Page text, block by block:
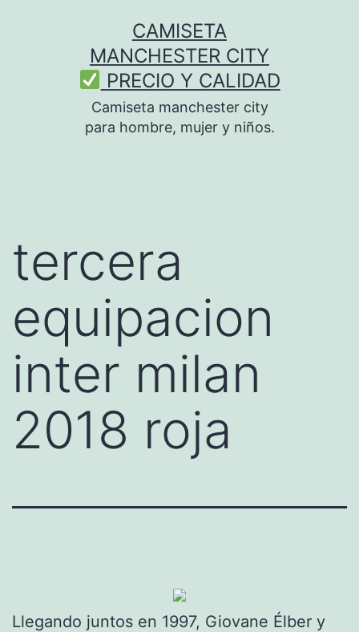
CAMISETA
MANCHESTER CITY
PRECIO Y CALIDAD
Camiseta manchester city
para hombre, mujer y niños.
tercera
equipacion
inter milan
2018 roja
Llegando juntos en 1997, Giovane Élber y